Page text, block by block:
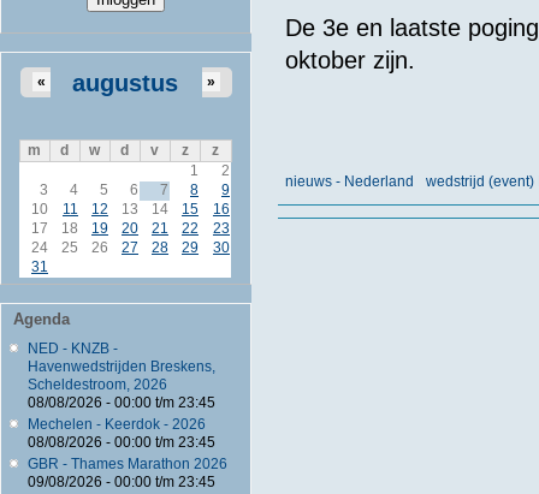
augustus
« »
m d w d v z
z
1
2
3
4 5 6 7 8
9
10
11 12 13 14 15
16
17
18 19 20 21 22
23
24
25 26 27 28 29
30
31
Agenda
NED - KNZB -
Havenwedstrijden Breskens,
Scheldestroom, 2026
08/08/2026 - 00:00t/m 23:45
Mechelen - Keerdok - 2026
08/08/2026 - 00:00t/m 23:45
GBR - Thames Marathon 2026
09/08/2026 - 00:00t/m 23:45
De 3e en laatste
oktober zijn.
nieuws - Nederland wedstrijd